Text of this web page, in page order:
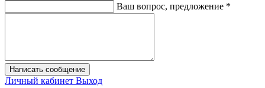
Ваш вопрос, предложение *
Написать сообщение
Личный кабинет Выход